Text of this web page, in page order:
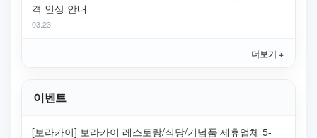
격 인상 안내
03.23
더보기 +
이벤트
[보라카이] 보라카이 레스토랑/식당/기념품 제휴업체 5-